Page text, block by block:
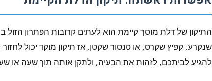
התיקון של דלת מוסך קיימת הוא לעתים קרובות הפתרון
שנקרע, קפיץ שקרס, או סנסור שקטן, אז תיקון מוקד יכול
להגיע לביתכם, לזהות את הבעיה, ולתקן אותה תוך שעה או